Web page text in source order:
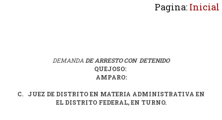
Pagina: Inicial
DEMANDA DE ARRESTO CON DETENIDO
QUEJOSO:
AMPARO:
C. JUEZ DE DISTRITO EN MATERIA ADMINISTRATIVA EN
EL DISTRITO FEDERAL, EN TURNO.